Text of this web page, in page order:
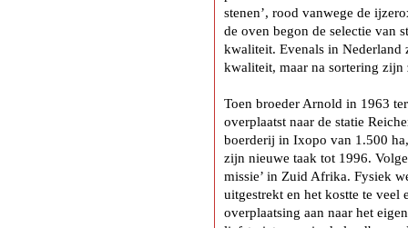
stenen’, rood vanwege de
de oven begon de selectie van
kwaliteit. Evenals in Nederland
kwaliteit, maar na sortering zijn
Toen broeder Arnold in 1963
overplaatst naar de statie
boerderij in Ixopo van 1.500
zijn nieuwe taak tot 1996.
missie’ in Zuid Afrika. Fysiek
uitgestrekt en het kostte te veel
overplaatsing aan naar het